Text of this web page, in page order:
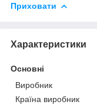
Приховати
Характеристики
Основні
Виробник
Країна виробник